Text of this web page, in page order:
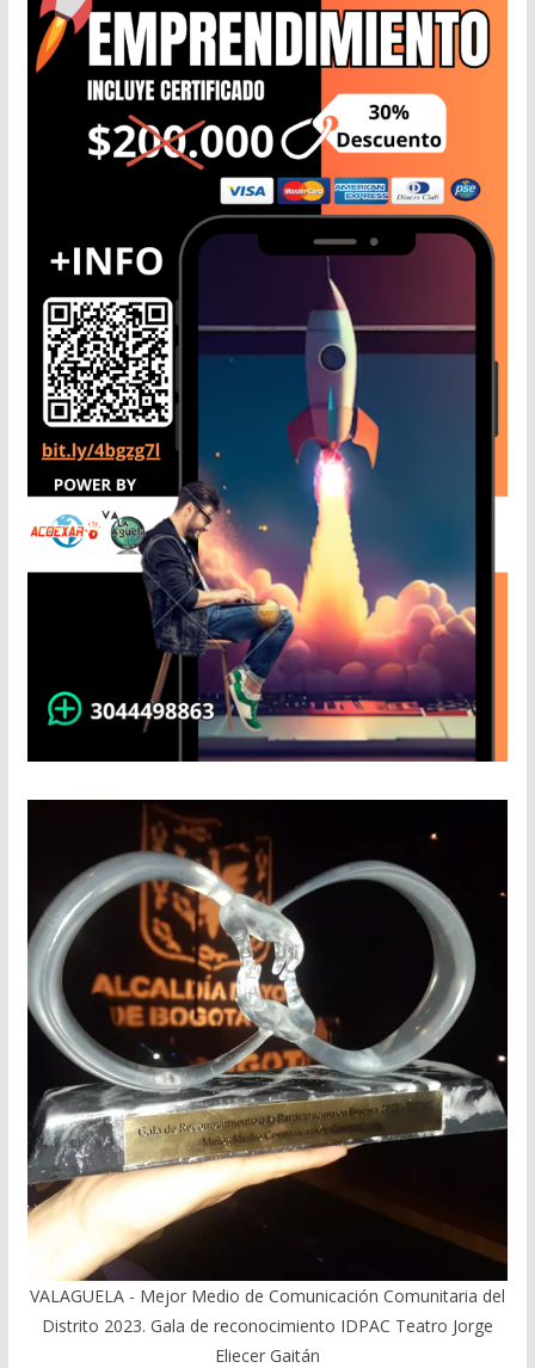
VALAGUELA - Mejor Medio de Comunicación Comunitaria del
Distrito 2023. Gala de reconocimiento IDPAC Teatro Jorge
Eliecer Gaitán